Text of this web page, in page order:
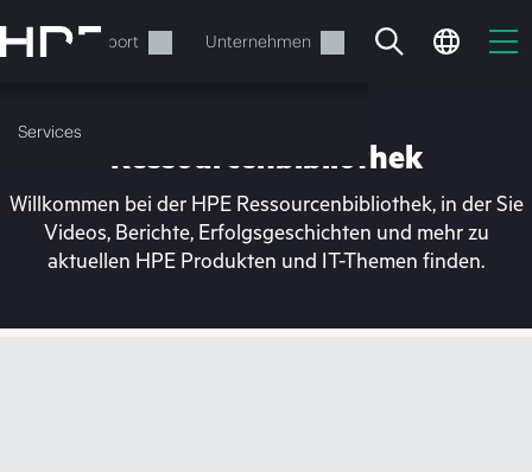
Hauptinhalt
wechseln
Support Unternehmen
Services
Ihr Warenkorb ist aktuell
Ressourcenbibliothek
Willkommen bei der HPE Ressourcenbibliothek, in der Sie
Videos, Berichte, Erfolgsgeschichten und mehr zu
aktuellen HPE Produkten und IT-Themen finden.